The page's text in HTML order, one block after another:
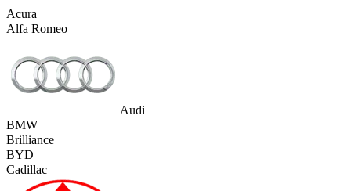
Acura
Alfa Romeo
Audi
BMW
Brilliance
BYD
Cadillac